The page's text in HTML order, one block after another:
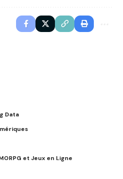
Data
et Jeux en Ligne